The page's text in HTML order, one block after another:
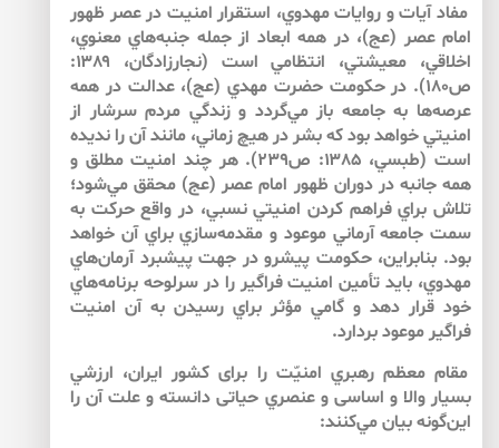
مفاد آيات و روايات مهدوي، استقرار امنيت در عصر ظهور
امام عصر (عج)، در همه ابعاد از جمله جنبه‌هاي معنوي،
اخلاقي، معيشتي، انتظامي است (نجارزادگان، ۱۳۸۹:
ص۱۸۰). در حكومت حضرت مهدي (عج)، عدالت در همه
عرصه‌ها به جامعه باز مي‌گردد و زندگي مردم سرشار از
امنيتي خواهد بود كه بشر در هيچ زماني، مانند آن را نديده
است (طبسي، ۱۳۸۵: ص۲۳۹). هر چند امنيت مطلق و
همه جانبه در دوران ظهور امام عصر (عج) محقق مي‌شود؛
تلاش براي فراهم كردن امنيتي نسبي، در واقع حركت به
سمت جامعه آرماني موعود و مقدمه‌سازي براي آن خواهد
بود. بنابراين، حكومت پيشرو در جهت پيشبرد آرمان‌هاي
مهدوي، بايد تأمين امنيت فراگير را در سرلوحه برنامه‌هاي
خود قرار دهد و گامي مؤثر براي رسيدن به آن امنيت
فراگير موعود بردارد.
مقام معظم رهبري امنيّت را براى كشور ايران، ارزشي
بسيار والا و اساسى و عنصري حياتى دانسته و علت آن را
اين‌گونه بيان مي‌كنند: